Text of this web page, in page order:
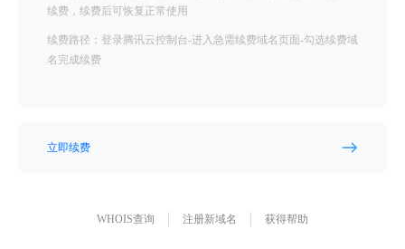
续费，续费后可恢复正常使用
续费路径：登录腾讯云控制台-进入急需续费域名页面-勾选续费域
名完成续费
立即续费
WHOIS查询 注册新域名 获得帮助